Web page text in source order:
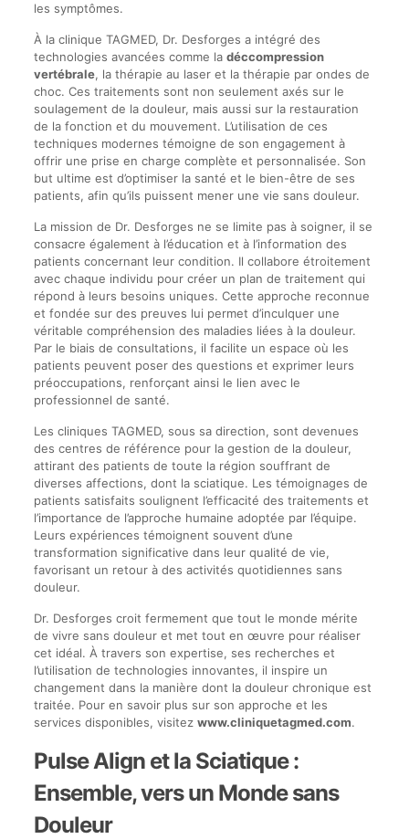
les symptômes.
À la clinique TAGMED, Dr. Desforges a intégré des
technologies avancées comme la déccompression
vertébrale, la thérapie au laser et la thérapie par ondes de
choc. Ces traitements sont non seulement axés sur le
soulagement de la douleur, mais aussi sur la restauration
de la fonction et du mouvement. L’utilisation de ces
techniques modernes témoigne de son engagement à
offrir une prise en charge complète et personnalisée. Son
but ultime est d’optimiser la santé et le bien-être de ses
patients, afin qu’ils puissent mener une vie sans douleur.
La mission de Dr. Desforges ne se limite pas à soigner, il se
consacre également à l’éducation et à l’information des
patients concernant leur condition. Il collabore étroitement
avec chaque individu pour créer un plan de traitement qui
répond à leurs besoins uniques. Cette approche reconnue
et fondée sur des preuves lui permet d’inculquer une
véritable compréhension des maladies liées à la douleur.
Par le biais de consultations, il facilite un espace où les
patients peuvent poser des questions et exprimer leurs
préoccupations, renforçant ainsi le lien avec le
professionnel de santé.
Les cliniques TAGMED, sous sa direction, sont devenues
des centres de référence pour la gestion de la douleur,
attirant des patients de toute la région souffrant de
diverses affections, dont la sciatique. Les témoignages de
patients satisfaits soulignent l’efficacité des traitements et
l’importance de l’approche humaine adoptée par l’équipe.
Leurs expériences témoignent souvent d’une
transformation significative dans leur qualité de vie,
favorisant un retour à des activités quotidiennes sans
douleur.
Dr. Desforges croit fermement que tout le monde mérite
de vivre sans douleur et met tout en œuvre pour réaliser
cet idéal. À travers son expertise, ses recherches et
l’utilisation de technologies innovantes, il inspire un
changement dans la manière dont la douleur chronique est
traitée. Pour en savoir plus sur son approche et les
services disponibles, visitez www.cliniquetagmed.com.
Pulse Align et la Sciatique :
Ensemble, vers un Monde sans
Douleur